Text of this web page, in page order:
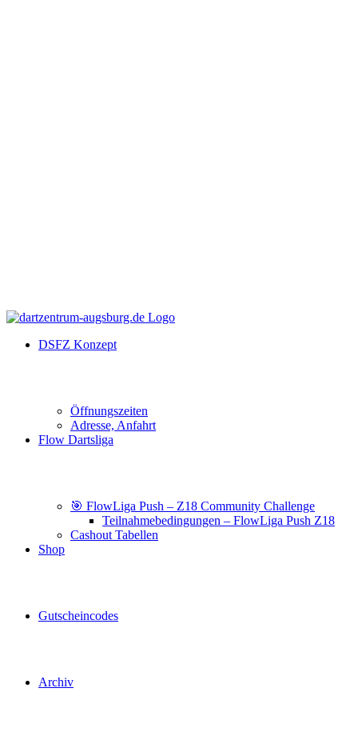
DSFZ Konzept
Öffnungszeiten
Adresse, Anfahrt
Flow Dartsliga
🎯 FlowLiga Push – Z18 Community Challenge
Teilnahmebedingungen – FlowLiga Push Z18
Cashout Tabellen
Shop
Gutscheincodes
Archiv